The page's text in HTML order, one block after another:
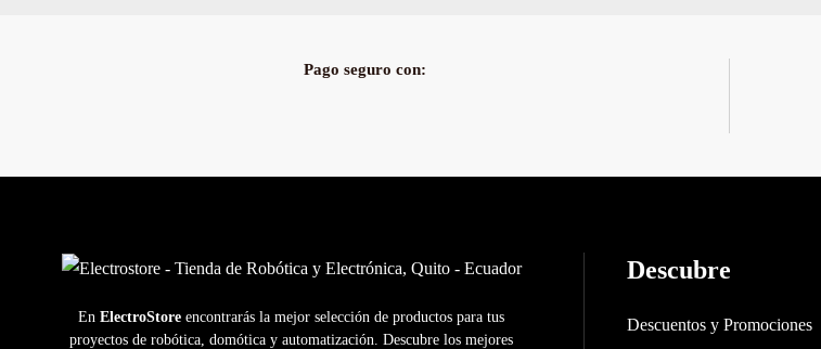
Pago seguro con:
En ElectroStore encontrarás la mejor selección de productos para tus
proyectos de robótica, domótica y automatización. Descubre los mejores
Descubre
Descuentos y Promociones